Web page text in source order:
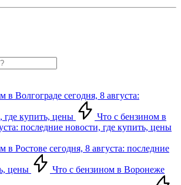
в Волгограде сегодня, 8 августа:
где купить, цены
Что с бензином в
последние новости, где купить, цены
в Ростове сегодня, 8 августа: последние
цены Что с бензином в Воронеже